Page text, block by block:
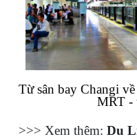
Từ sân bay Changi
MRT -
>>> Xem thêm: Du